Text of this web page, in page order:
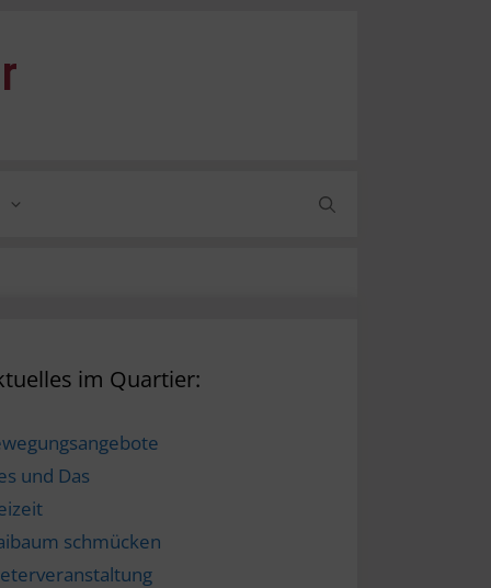
im Quartier:
und Das
schmücken